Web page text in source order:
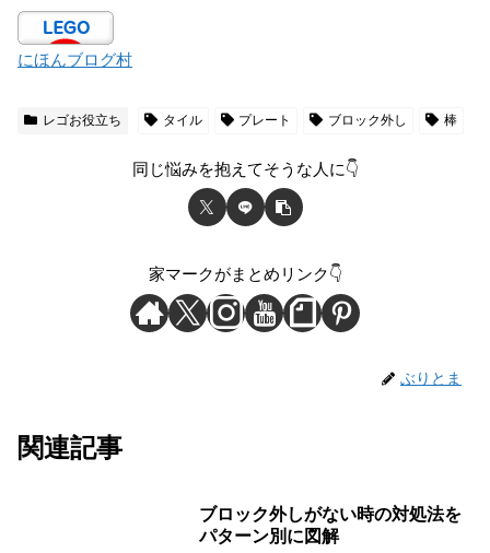
にほんブログ村
レゴお役立ち タイル プレート ブロック外し 棒
同じ悩みを抱えてそうな人に👇
家マークがまとめリンク👇
ぶりとま
関連記事
ブロック外しがない時の対処法を
パターン別に図解